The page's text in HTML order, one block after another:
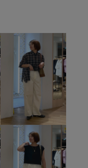
25sssale通勤服
羽織り
Exclusive_GW
RP25SS RP26SS
Vネック
心地